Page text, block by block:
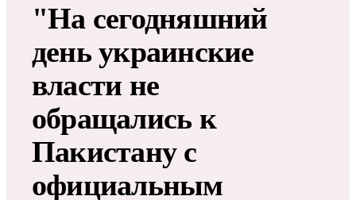
"На сегодняшний
день украинские
власти не
обращались к
Пакистану с
официальным